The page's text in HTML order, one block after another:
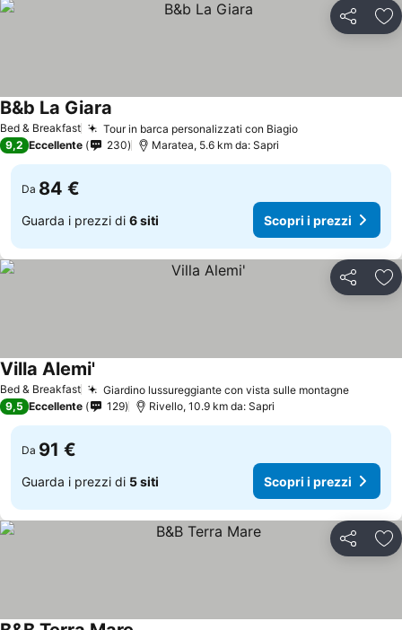
Condividi
Bed & Breakfast Tour in barca personalizzati con BiagioScopri i prezzi
B&b La Giara
9,2 Eccellente 230 Maratea, 5.6 km da: Sapri
Da 84 €
Guarda i prezzi di 6 siti Scopri i prezzi
Condividi
Bed & Breakfast Giardino lussureggiante con vista sulle montagneScopri
Villa Alemi'
9,5 Eccellente 129 Rivello, 10.9 km da: Sapri
Da 91 €
Guarda i prezzi di 5 siti Scopri i prezzi
Condividi